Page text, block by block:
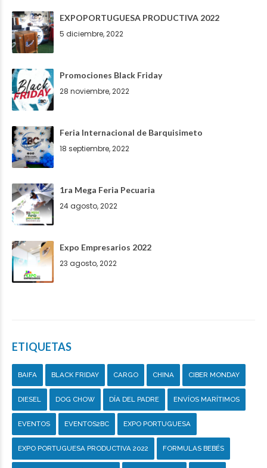
EXPOPORTUGUESA PRODUCTIVA 2022
5 diciembre, 2022
Promociones Black Friday
28 noviembre, 2022
Feria Internacional de Barquisimeto
18 septiembre, 2022
1ra Mega Feria Pecuaria
24 agosto, 2022
Expo Empresarios 2022
23 agosto, 2022
ETIQUETAS
BAIFA BLACK FRIDAY CARGO CHINA CIBER MONDAY
DIESEL DOG CHOW DÍA DEL PADRE ENVÍOS MARÍTIMOS
EVENTOS EVENTOS2BC EXPO PORTUGUESA
EXPO PORTUGUESA PRODUCTIVA 2022 FORMULAS BEBÉS